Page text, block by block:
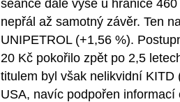
seance dále výše u hranice
nepřál až samotný závěr. Ten
UNIPETROL (+1,56 %).
20 Kč pokořilo zpět po 2,5
titulem byl však nelikvidní
USA, navíc podpořen